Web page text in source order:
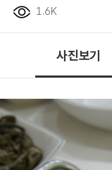
1.6K
사진보기